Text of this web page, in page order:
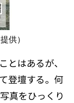
供）
はあるが、
登壇する。何
真をひっくり